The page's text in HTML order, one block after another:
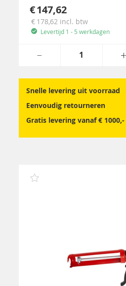
147,62
178,62 incl. btw
Levertijd 1 - 5 werkdagen
Snelle levering uit voorraad
Eenvoudig retourneren
Gratis levering vanaf € 1000,-